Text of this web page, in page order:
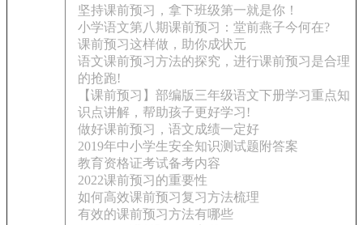
坚持课前预习，拿下班级第一就是你！
小学语文第八期课前预习：堂前燕子今何在?
课前预习这样做，助你成状元
语文课前预习方法的探究，进行课前预习是合理
的抢跑!
【课前预习】部编版三年级语文下册学习重点知
识点讲解，帮助孩子更好学习!
做好课前预习，语文成绩一定好
2019年中小学生安全知识测试题附答案
教育资格证考试备考内容
2022课前预习的重要性
如何高效课前预习复习方法梳理
有效的课前预习方法有哪些